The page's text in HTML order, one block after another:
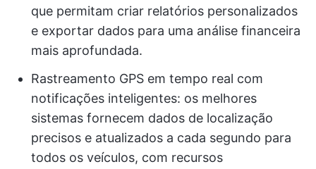
que permitam criar relatórios personalizados
e exportar dados para uma análise financeira
mais aprofundada.
Rastreamento GPS em tempo real com
notificações inteligentes: os melhores
sistemas fornecem dados de localização
precisos e atualizados a cada segundo para
todos os veículos, com recursos